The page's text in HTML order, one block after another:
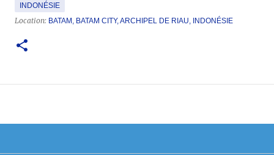
INDONÉSIE
Location: BATAM, BATAM CITY, ARCHIPEL DE RIAU, INDONÉSIE